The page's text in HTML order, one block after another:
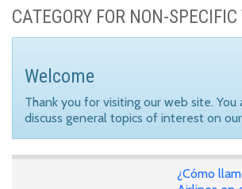
CATEGORY FOR NON-
Welcome
Thank you for visiting our web site.
discuss general topics of interest on
¿Cómo